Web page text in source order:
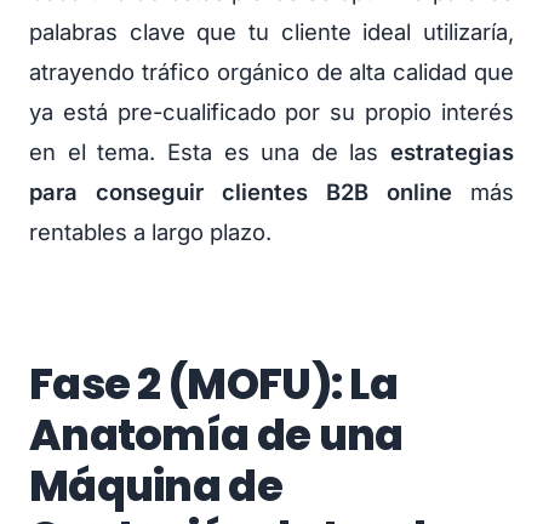
palabras clave que tu cliente ideal utilizaría,
atrayendo tráfico orgánico de alta calidad que
ya está pre-cualificado por su propio interés
en el tema. Esta es una de las estrategias
para conseguir clientes B2B online más
rentables a largo plazo.
Fase 2 (MOFU): La
Anatomía de una
Máquina de